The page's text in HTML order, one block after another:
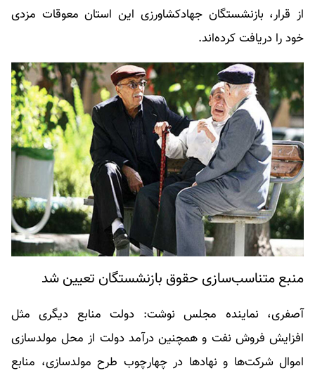
از قرار، بازنشستگان جهادکشاورزی این استان معوقات مزدی
خود را دریافت کرده‌اند.
منبع متناسب‌سازی حقوق بازنشستگان تعیین شد
آصفری، نماینده مجلس نوشت: دولت منابع دیگری مثل
افزایش فروش نفت و همچنین درآمد دولت از محل مولدسازی
اموال شرکت‌ها و نهادها در چهارچوب طرح مولدسازی، منابع